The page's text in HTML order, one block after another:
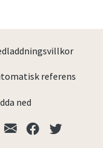
referens
ned